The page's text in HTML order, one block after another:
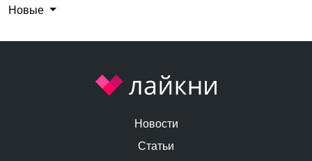
Новые
Новости
Статьи